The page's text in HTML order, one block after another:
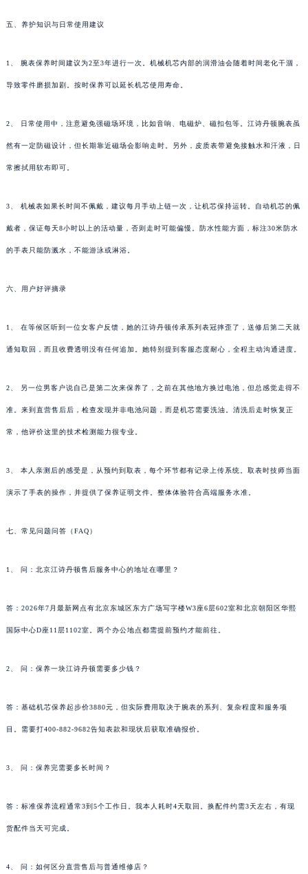
五、养护知识与日常使用建议
1、 腕表保养时间建议为2至3年进行一次。机械机芯内部的润滑油会随着时间老化干涸，
导致零件磨损加剧。按时保养可以延长机芯使用寿命。
2、 日常使用中，注意避免强磁场环境，比如音响、电磁炉、磁扣包等。江诗丹顿腕表虽
然有一定防磁设计，但长期靠近磁场会影响走时。另外，皮质表带避免接触水和汗液，日
常擦拭用软布即可。
3、 机械表如果长时间不佩戴，建议每月手动上链一次，让机芯保持运转。自动机芯的佩
戴者，保证每天8小时以上的活动量，否则走时可能偏慢。防水性能方面，标注30米防水
的手表只能防溅水，不能游泳或淋浴。
六、用户好评摘录
1、 在等候区听到一位女客户反馈，她的江诗丹顿传承系列表冠摔歪了，送修后第二天就
通知取回，而且收费透明没有任何追加。她特别提到客服态度耐心，全程主动沟通进度。
2、 另一位男客户说自己是第二次来保养了，之前在其他地方换过电池，但总感觉走得不
准。来到直营售后后，检查发现并非电池问题，而是机芯需要洗油。清洗后走时恢复正
常，他评价这里的技术检测能力很专业。
3、 本人亲测后的感受是，从预约到取表，每个环节都有记录上传系统。取表时技师当面
演示了手表的操作，并提供了保养证明文件。整体体验符合高端服务水准。
七、常见问题问答（FAQ）
1、 问：北京江诗丹顿售后服务中心的地址在哪里？
答：2026年7月最新网点有北京东城区东方广场写字楼W3座6层602室和北京朝阳区华熙
国际中心D座11层1102室。两个办公地点都需提前预约才能前往。
2、 问：保养一块江诗丹顿需要多少钱？
答：基础机芯保养起步价3880元，但实际费用取决于腕表的系列、复杂程度和服务项
目。需要打400-882-9682告知表款和现状后获取准确报价。
3、 问：保养完需要多长时间？
答：标准保养流程通常3到5个工作日。我本人耗时4天取回。换配件约需3天左右，有现
货配件当天可完成。
4、 问：如何区分直营售后与普通维修店？